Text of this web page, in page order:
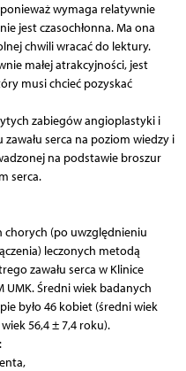
wymaga relatywnie
jest czasochłonna. Ma ona
chwili wracać do lektury.
małej atrakcyjności, jest
musi chcieć pozyskać
zabiegów angioplastyki i
serca na poziom wiedzy i
na podstawie broszur
serca.
chorych (po uwzględnieniu
leczonych metodą
zawału serca w Klinice
Średni wiek badanych
było 46 kobiet (średni wiek
56,4 ± 7,4 roku).